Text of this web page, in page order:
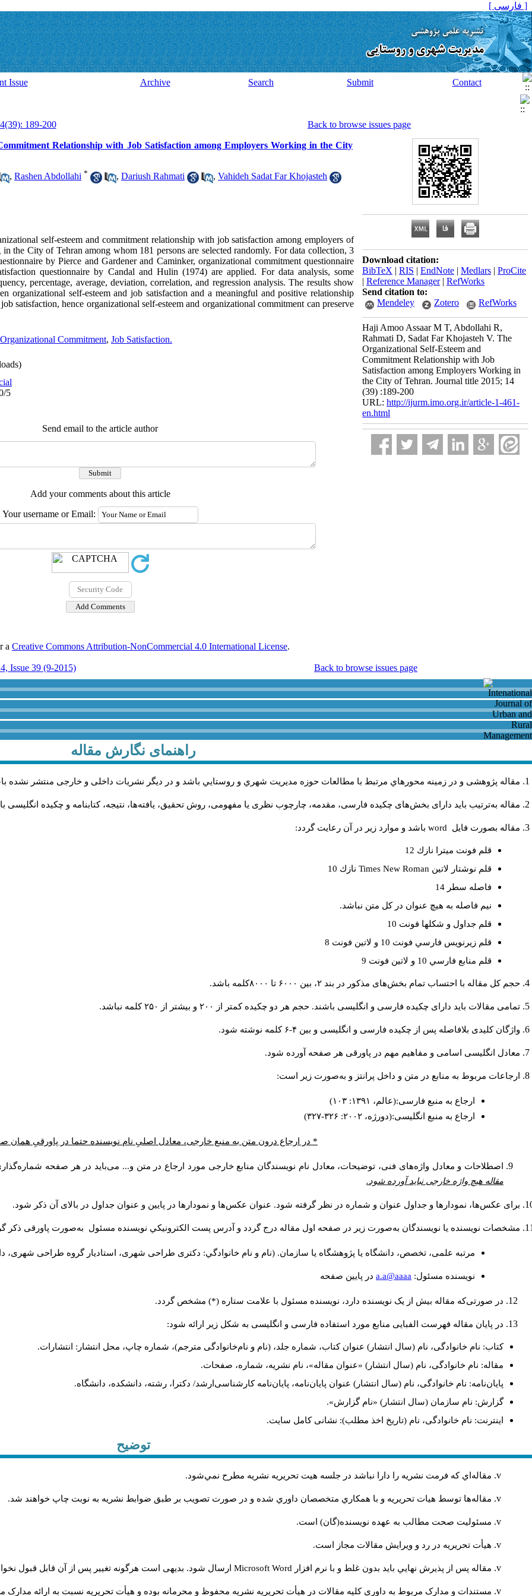
[ فارسی ]
Issue Archive Search Submit Contact
189-200 Back to browse issues page
Relationship with Job Satisfaction among Employers Working in the City
, Rashen Abdollahi * , Dariush Rahmati , Vahideh Sadat Far Khojasteh
self-esteem and commitment relationship with job satisfaction among employers of
the City of Tehran among whom 181 persons are selected randomly. For data collection, 3
by Pierce and Gardener and Caminker, organizational commitment questionnaire
questionnaire by Candal and Hulin (1974) are applied. For data analysis, some
percentage, average, deviation, correlation, and regression analysis. The results show
organizational self-esteem and job satisfaction and a meaningful and positive relationship
satisfaction, hence organizational self-esteem and organizational commitment can preserve
Organizational Commitment, Job Satisfaction.
5
Send email to the article author
Add your comments about this article
Your username or Email:
Download citation:
BibTeX | RIS | EndNote | Medlars | ProCite
| Reference Manager| RefWorks
Send citation to:
Mendeley
Zotero RefWorks
Haji Amoo Assaar M T, Abdollahi R,
Rahmati D, Sadat Far Khojasteh V. The
Organizational Self-Esteem and
Commitment Relationship with Job
Satisfaction among Employers Working in
the City of Tehran. Journal title 2015; 14
(39) :189-200
URL: http://ijurm.imo.org.ir/article-1-461-
en.html
a Creative Commons Attribution-NonCommercial 4.0 International License.
Issue 39 (9-2015) Back to browse issues page
راهنمای نگارش مقاله
مقاله پژوهشی و در زمینه محورهاي مرتبط با مطالعات حوزه مديريت شهري و روستايي باشد و در دیگر نشریات داخلی و خارجی منتشر نشده
مقاله به‌ترتیب باید دارای بخش‌های چکیده فارسی، مقدمه، چارچوب نظری یا مفهومی، روش تحقیق، یافته‌ها، نتیجه، کتابنامه و چکیده انگلیسی
مقاله بصورت فايل word باشد و موارد زير در آن رعايت گردد:
قلم فونت ميترا نازك 12
قلم نوشتار لاتين Times New Roman نازك 10
فاصله سطر 14
نيم فاصله به هيچ عنوان در كل متن نباشد.
قلم جداول و شكلها فونت 10
قلم زيرنويس فارسي فونت 10 و لاتين فونت 8
قلم منابع فارسي 10 و لاتين فونت 9
حجم کل مقاله با احتساب تمام بخش‌های مذکور در بند ۲، بین ۶۰۰۰ تا ۸۰۰۰کلمه باشد.
تمامی مقالات باید دارای چکیده فارسی و انگلیسی باشند. حجم هر دو چکیده کمتر از ۲۰۰ و بیشتر از ۲۵۰ کلمه نباشد.
واژگان کلیدی بلافاصله پس از چکیده فارسی و انگلیسی و بین ۴-۶ کلمه نوشته شود.
معادل انگلیسی اسامی و مفاهیم مهم در پاورقی هر صفحه آورده شود.
ارجاعات مربوط به منابع در متن و داخل پرانتز و به‌صورت زیر است:
ارجاع به منبع فارسی:(عالم، ۱۳۹۱: ۱۰۳)
ارجاع به منبع انگلیسی:(دورژه، ۲۰۰۲: ۳۲۶-۳۲۷)
* در ارجاع درون متن به منبع خارجی، معادل اصلیِ نام نویسنده حتما در پاورقیِ همان
اصطلاحات و معادل واژه‌های فنی، توضیحات، معادل نام نویسندگان منابع خارجی مورد ارجاع در متن و... می‌باید در هر صفحه
مقاله هیچ واژه خارجی نباید آورده شود.
برای عکس‌ها، نمودارها و جداول عنوان و شماره در نظر گرفته شود. عنوان عکس‌ها و نمودارها در پایین و عنوان جداول در بالای آن ذکر شود.
مشخصات نویسنده یا نویسندگان به‌صورت زیر در صفحه اول مقاله درج گردد و آدرس پست الكترونيكي نويسنده مسئول به‌صورت پاورقی ذکر
مرتبه علمی، تخصص، دانشگاه یا پژوهشگاه یا سازمان. (نام و نام خانوادگي: دکتری طراحی شهری، استادیار گروه طراحی شهری،
نويسنده مسئول: a.a@aaaa در پايين صفحه
در صورتی‌که مقاله بیش از یک نویسنده دارد، نویسنده مسئول با علامت ستاره (*) مشخص گردد.
در پایان مقاله فهرست الفبایی منابع مورد استفاده فارسی و انگلیسی به شکل زیر ارائه شود:
کتاب: نام خانوادگی، نام (سال انتشار) عنوان کتاب، شماره جلد، (نام و نام‌خانوادگی مترجم)، شماره چاپ، محل انتشار: انتشارات.
مقاله: نام خانوادگی، نام (سال انتشار) «عنوان مقاله»، نام نشریه، شماره، صفحات.
پایان‌نامه: نام خانوادگی، نام (سال انتشار) عنوان پایان‌نامه، پایان‌نامه کارشناسی‌ارشد/ دکترا، رشته، دانشکده، دانشگاه.
گزارش: نام سازمان (سال انتشار) «نام گزارش».
اینترنت: نام خانوادگی، نام (تاریخ اخذ مطلب): نشانی کامل سایت.
توضیح
مقاله‌اي كه فرمت نشريه را دارا نباشد در جلسه هيت تحريريه نشريه مطرح نمي‌شود.
مقاله‌ها توسط هیات تحريريه و با همکاري متخصصان داوري شده و در صورت تصويب بر طبق ضوابط نشريه به نوبت چاپ خواهند شد.
مسئوليت صحت مطالب به عهده نويسنده(گان) است.
هيأت تحريريه در رد و ويرايش مقالات مجاز است.
مقاله پس از پذيرش نهايي باید بدون غلط و با نرم افزار Microsoft Word ارسال شود. بدیهی است هرگونه تغییر پس از آن قابل قبول
مستندات و مدارک مربوط به داوری کلیه مقالات در هیأت تحریریه نشریه محفوظ و محرمانه بوده و هیأت تحریریه نسبت به ارائه مدارک